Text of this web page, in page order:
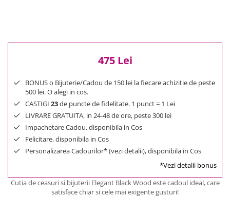
475 Lei
BONUS o Bijuterie/Cadou de 150 lei la fiecare achizitie de peste
500 lei. O alegi in cos.
CASTIGI 23de puncte de fidelitate. 1 punct = 1 Lei
LIVRARE GRATUITA, in 24-48 de ore, peste 300 lei
Impachetare Cadou, disponibila in Cos
Felicitare, disponibila in Cos
Personalizarea Cadourilor* (vezi detalii), disponibila in Cos
*Vezi detalii bonus
Cutia de ceasuri si bijuterii Elegant Black Wood este cadoul ideal, care
satisface chiar si cele mai exigente gusturi!